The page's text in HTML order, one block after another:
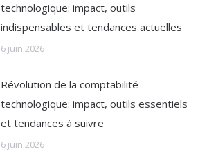
technologique: impact, outils
indispensables et tendances actuelles
6 juin 2026
Révolution de la comptabilité
technologique: impact, outils essentiels
et tendances à suivre
6 juin 2026